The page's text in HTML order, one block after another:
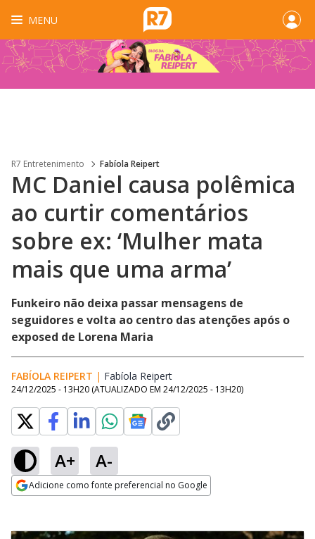
MENU
R7 Entretenimento Fabíola Reipert
MC Daniel causa polêmica
ao curtir comentários
sobre ex: ‘Mulher mata
mais que uma arma’
Funkeiro não deixa passar mensagens de
seguidores e volta ao centro das atenções após o
exposed de Lorena Maria
FABÍOLA REIPERT | Fabíola Reipert
24/12/2025 - 13H20 (ATUALIZADO EM 24/12/2025 - 13H20)
A+ A-
Adicione como fonte preferencial no Google